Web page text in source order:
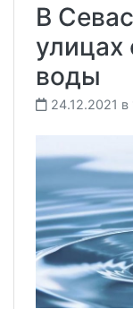
В
улицах
воды
24.12.2021 в